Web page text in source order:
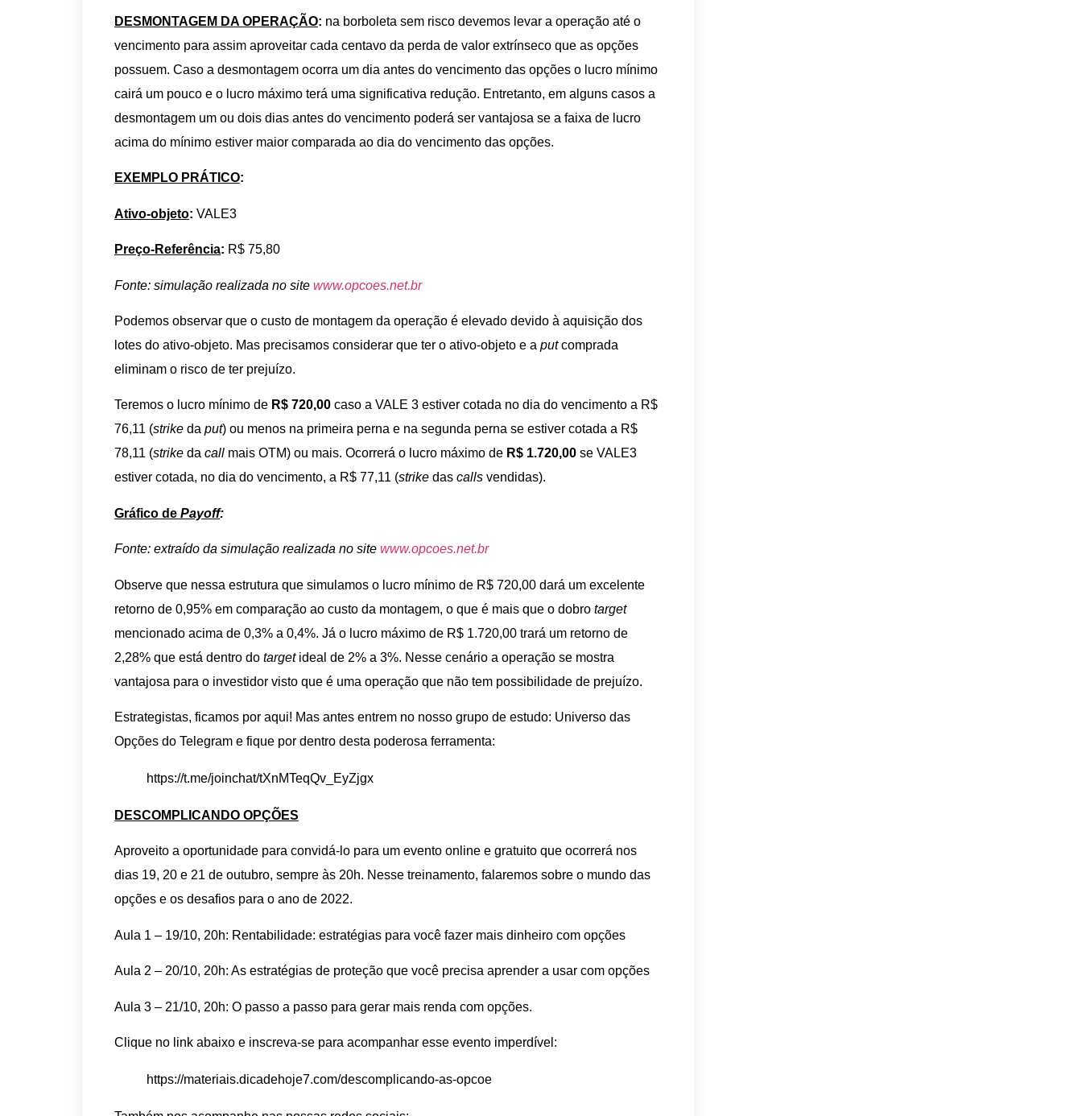
DESMONTAGEM DA OPERAÇÃO: na borboleta sem risco devemos levar a operação até o
vencimento para assim aproveitar cada centavo da perda de valor extrínseco que as opções
possuem. Caso a desmontagem ocorra um dia antes do vencimento das opções o lucro mínimo
cairá um pouco e o lucro máximo terá uma significativa redução. Entretanto, em alguns casos a
desmontagem um ou dois dias antes do vencimento poderá ser vantajosa se a faixa de lucro
acima do mínimo estiver maior comparada ao dia do vencimento das opções.
EXEMPLO PRÁTICO:
Ativo-objeto: VALE3
Preço-Referência: R$ 75,80
Fonte: simulação realizada no site www.opcoes.net.br
Podemos observar que o custo de montagem da operação é elevado devido à aquisição dos
lotes do ativo-objeto. Mas precisamos considerar que ter o ativo-objeto e a putcomprada
eliminam o risco de ter prejuízo.
Teremos o lucro mínimo de R$ 720,00 caso a VALE 3 estiver cotada no dia do vencimento a R$
76,11 (strike da put) ou menos na primeira perna e na segunda perna se estiver cotada a R$
78,11 (strike da call mais OTM) ou mais. Ocorrerá o lucro máximo de R$ 1.720,00 se VALE3
estiver cotada, no dia do vencimento, a R$ 77,11 (strike das calls vendidas).
Gráfico de Payoff:
Fonte: extraído da simulação realizada no site www.opcoes.net.br
Observe que nessa estrutura que simulamos o lucro mínimo de R$ 720,00 dará um excelente
retorno de 0,95% em comparação ao custo da montagem, o que é mais que o dobro target
mencionado acima de 0,3% a 0,4%. Já o lucro máximo de R$ 1.720,00 trará um retorno de
2,28% que está dentro do target ideal de 2% a 3%. Nesse cenário a operação se mostra
vantajosa para o investidor visto que é uma operação que não tem possibilidade de prejuízo.
Estrategistas, ficamos por aqui! Mas antes entrem no nosso grupo de estudo: Universo das
Opções do Telegram e fique por dentro desta poderosa ferramenta:
https://t.me/joinchat/tXnMTeqQv_EyZjgx
DESCOMPLICANDO OPÇÕES
Aproveito a oportunidade para convidá-lo para um evento online e gratuito que ocorrerá nos
dias 19, 20 e 21 de outubro, sempre às 20h. Nesse treinamento, falaremos sobre o mundo das
opções e os desafios para o ano de 2022.
Aula 1 – 19/10, 20h: Rentabilidade: estratégias para você fazer mais dinheiro com opções
Aula 2 – 20/10, 20h: As estratégias de proteção que você precisa aprender a usar com opções
Aula 3 – 21/10, 20h: O passo a passo para gerar mais renda com opções.
Clique no link abaixo e inscreva-se para acompanhar esse evento imperdível:
https://materiais.dicadehoje7.com/descomplicando-as-opcoe